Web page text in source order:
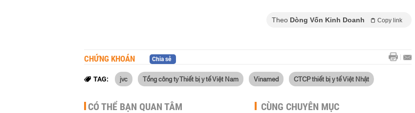
Theo Dòng Vốn Kinh Doanh Copy link
CHỨNG KHOÁN Chia sẻ
TAG: jvc Tổng công ty Thiết bị y tế Việt Nam Vinamed CTCP thiết bị y tế Việt Nhật
CÓ THỂ BẠN QUAN TÂM CÙNG CHUYÊN MỤC